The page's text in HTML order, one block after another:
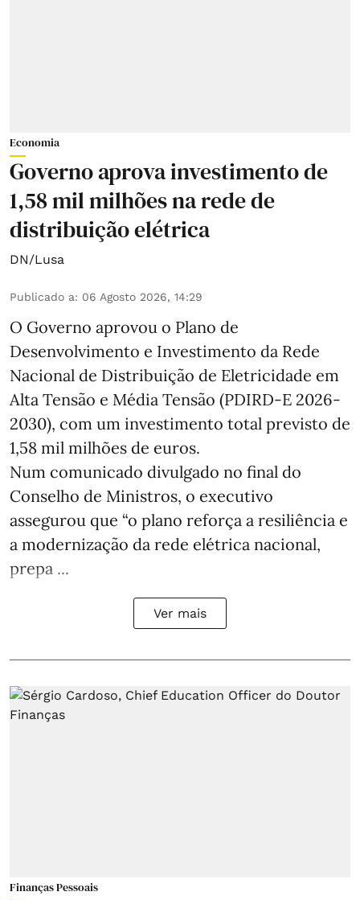
Economia
Governo aprova investimento de
1,58 mil milhões na rede de
distribuição elétrica
DN/Lusa
Publicado a: 06 Agosto 2026, 14:29
O Governo aprovou o Plano de
Desenvolvimento e Investimento da Rede
Nacional de Distribuição de Eletricidade em
Alta Tensão e Média Tensão (PDIRD-E 2026-
2030), com um investimento total previsto de
1,58 mil milhões de euros.
Num comunicado divulgado no final do
Conselho de Ministros, o executivo
assegurou que “o plano reforça a resiliência e
a modernização da rede elétrica nacional,
prepa ...
Ver mais
Finanças Pessoais